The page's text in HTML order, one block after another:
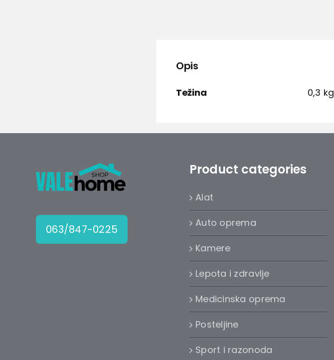
Opis
Težina 0,3 kg
063/847-0225
Product categories
Alat
Auto oprema
Kamere
Lepota i zdravlje
Medicinska oprema
Posteljine
Sport i razonoda